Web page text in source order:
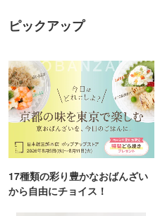
ピックアップ
17種類の彩り豊かなおばんざい
から自由にチョイス！